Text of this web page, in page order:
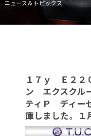
保証＆サービス
TUCとは？
納車blog
会社概要
ニュース＆トピックス
１７ｙ Ｅ２
ン エクスクル
ティＰ ディー
庫しました。１